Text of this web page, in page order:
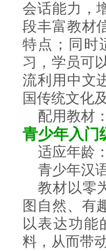
会话能力，
段丰富教材
特点；同时
习，学员可
流利用中文
国传统文化
配用教材
青少年入门
适应年龄
青少年汉
教材以零
图自然、有
以表达功能
料，从而带